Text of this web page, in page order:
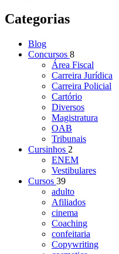
Categorias
Blog
Concursos 8
Área Fiscal
Carreira Jurídica
Carreira Policial
Cartório
Diversos
Magistratura
OAB
Tribunais
Cursinhos 2
ENEM
Vestibulares
Cursos 39
adulto
Afiliados
cinema
Coaching
confeitaria
Copywriting